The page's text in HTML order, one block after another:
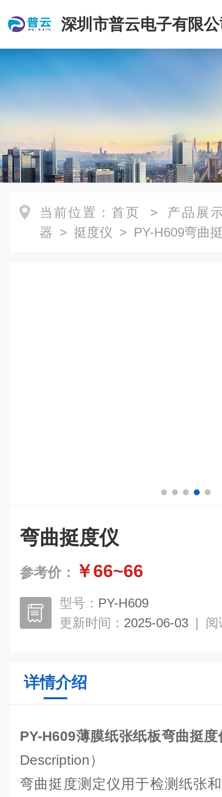
深圳市普云电子有限
当前位置： 首页 > 产品展
器 > 挺度仪 > PY-H609弯曲
弯曲挺度仪
参考价： ￥66~66
型号： PY-H609
更新时间： 2025-06-03 | 阅
详情介绍
PY-H609薄膜纸张纸板弯曲挺度
Description）
弯曲挺度测定仪用于检测纸张